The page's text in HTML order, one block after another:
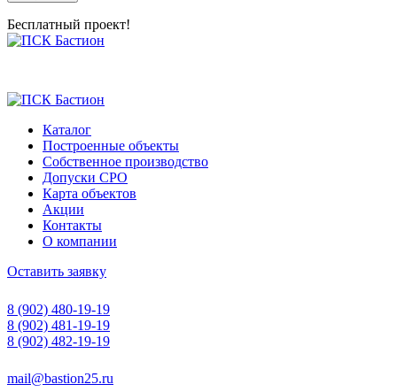
Бесплатный проект!
Skip
Каталог
Построенные объекты
Собственное производство
Допуски СРО
Карта объектов
Акции
Контакты
О компании
Оставить заявку
8 (902) 480-19-19
8 (902) 481-19-19
8 (902) 482-19-19
mail@bastion25.ru